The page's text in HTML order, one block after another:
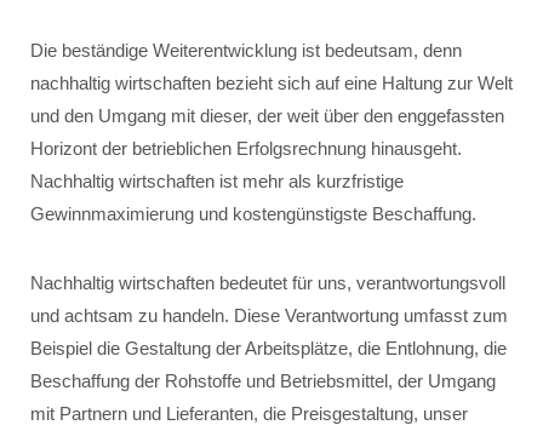
Die beständige Weiterentwicklung ist bedeutsam, denn
nachhaltig wirtschaften bezieht sich auf eine Haltung zur Welt
und den Umgang mit dieser, der weit über den enggefassten
Horizont der betrieblichen Erfolgsrechnung hinausgeht.
Nachhaltig wirtschaften ist mehr als kurzfristige
Gewinnmaximierung und kostengünstigste Beschaffung.
Nachhaltig wirtschaften bedeutet für uns, verantwortungsvoll
und achtsam zu handeln. Diese Verantwortung umfasst zum
Beispiel die Gestaltung der Arbeitsplätze, die Entlohnung, die
Beschaffung der Rohstoffe und Betriebsmittel, der Umgang
mit Partnern und Lieferanten, die Preisgestaltung, unser